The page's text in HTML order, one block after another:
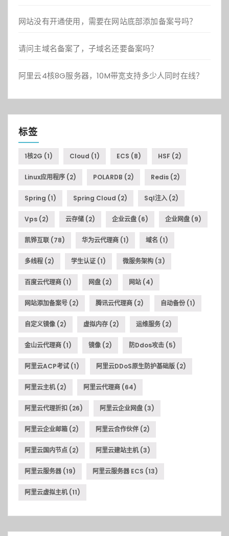
网站没有开通使用，需要在网站底部添加备案号吗？
请问主域名备案了，子域名还要备案吗？
阿里云4核8G服务器，10M带宽支持多少人同时在线？
标签
1核2G (1) Cloud (1) ECS (8) HSF (2)
Linux应用程序 (2) POLARDB (2) Redis (2)
Spring (1) Spring Cloud (2) Sql注入 (2)
Vps (2) 云存储 (2) 企业云盘 (6) 企业网盘 (9)
凯铧互联 (78) 华为云代理商 (1) 域名 (1)
多线程 (2) 学生认证 (1) 微服务架构 (3)
百度云代理商 (1) 网盘 (2) 网站 (4)
网站添加备案号 (2) 腾讯云代理商 (2) 自动备份 (1)
自定义镜像 (2) 虚拟内存 (2) 运维服务 (2)
金山云代理商 (1) 镜像 (2) 防ddos攻击 (5)
阿里云ACP考试 (1) 阿里云DDoS原生防护基础版 (2)
阿里云主机(2) 阿里云代理商 (64)
阿里云代理折扣 (26) 阿里云企业网盘 (3)
阿里云企业邮箱 (2) 阿里云合作伙伴 (2)
阿里云国内节点 (2) 阿里云建站主机(3)
阿里云服务器 (19) 阿里云服务器 ECS (13)
阿里云虚拟主机(11)